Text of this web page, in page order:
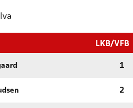
LKB/VFB
1
2